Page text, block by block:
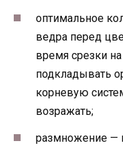
оптимальное
ведра перед
время срезки
подкладывать
корневую
возражать;
размножение —